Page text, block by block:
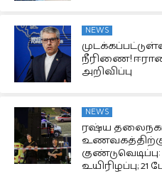
NEWS
நீரிணை!
அறிவிப்பு
NEWS
ரஷ்ய
உயிரிழப்பு; 21